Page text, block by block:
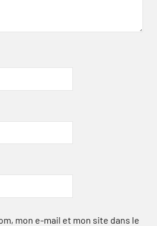
mon e-mail et mon site dans le